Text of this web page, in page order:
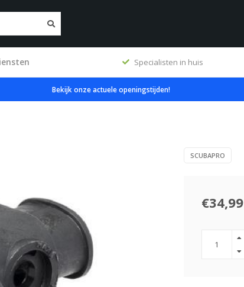
Specialisten in huis
Bekijk onze actuele openingstijden!
SCUBAPRO
€34,99